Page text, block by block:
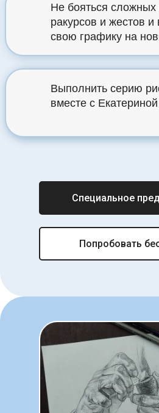
Не бояться сложных
ракурсов и жестов и
свою графику на
Выполнить серию
вместе с
Специальное
Попробовать